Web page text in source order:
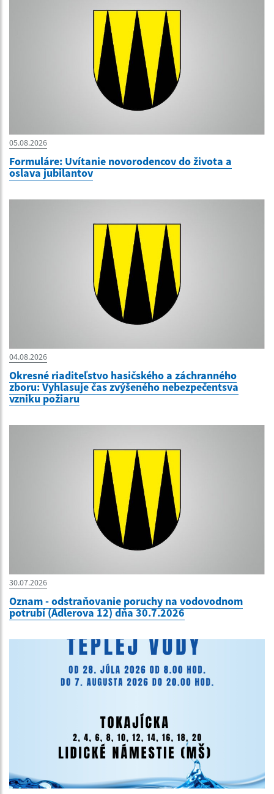
05.08.2026
Formuláre: Uvítanie novorodencov do života a
oslava jubilantov
04.08.2026
Okresné riaditeľstvo hasičského a záchranného
zboru: Vyhlasuje čas zvýšeného nebezpečentsva
vzniku požiaru
30.07.2026
Oznam - odstraňovanie poruchy na vodovodnom
potrubí (Adlerova 12) dňa 30.7.2026